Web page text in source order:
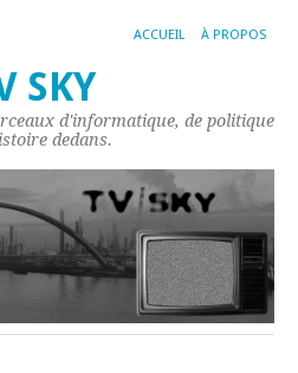
ACCUEIL À PROPOS
SKY
d'informatique, de politique
dedans.